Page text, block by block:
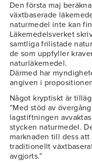
Den första maj
växtbaserade
naturmedel inte kan
Läkemedelsverket
samtliga frilistade
de som uppfyller
naturläkemedel.
Därmed har
angiven i
Något kryptiskt är
”Med stöd av
lagstiftningen
stycken naturmedel.
marknaden till dess
traditionellt
avgjorts.”